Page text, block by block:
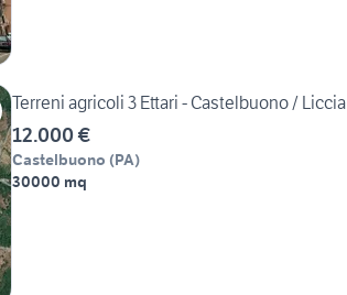
Terreni agricoli 3 Ettari - Castelbuono / Liccia
12.000 €
Castelbuono (PA)
30000 mq